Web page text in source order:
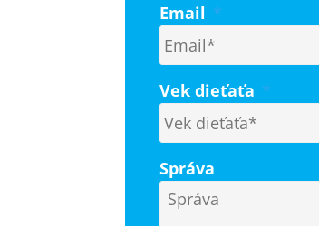
Email *
Vek dieťaťa *
Správa